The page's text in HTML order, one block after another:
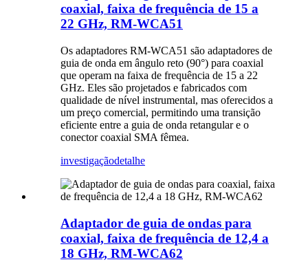
coaxial, faixa de frequência de 15 a
22 GHz, RM-WCA51
Os adaptadores RM-WCA51 são adaptadores de
guia de onda em ângulo reto (90°) para coaxial
que operam na faixa de frequência de 15 a 22
GHz. Eles são projetados e fabricados com
qualidade de nível instrumental, mas oferecidos a
um preço comercial, permitindo uma transição
eficiente entre a guia de onda retangular e o
conector coaxial SMA fêmea.
investigaçãodetalhe
Adaptador de guia de ondas para
coaxial, faixa de frequência de 12,4 a
18 GHz, RM-WCA62